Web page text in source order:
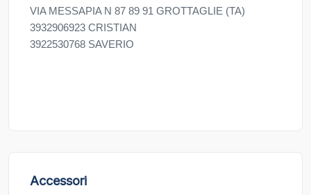
VIA MESSAPIA N 87 89 91 GROTTAGLIE (TA)
3932906923 CRISTIAN
3922530768 SAVERIO
Accessori